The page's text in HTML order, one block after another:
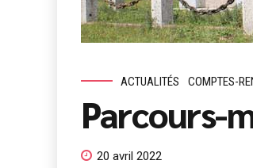
ACTUALITÉS COMPTES-
Parcours-
20 avril 2022